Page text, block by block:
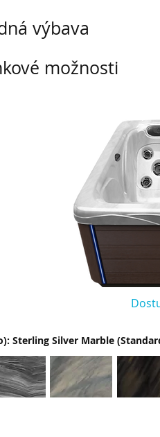
výbava
možnosti
Sterling Silver Marble